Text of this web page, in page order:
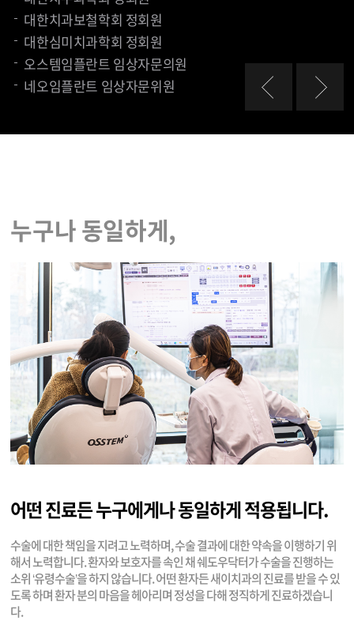
대한치과보철학회 정회원
대한심미치과학회 정회원
오스템임플란트 임상자문의원
네오임플란트 임상자문위원
세계 교정의사 연맹(WFO) fellow
누구나 동일하게,
어떤 진료든 누구에게나 동일하게 적용됩니다.
수술에 대한 책임을 지려고 노력하며, 수술 결과에 대한약속을 이행하기 위
해서 노력합니다. 환자와 보호자를 속인 채쉐도우닥터가 수술을 진행하는
소위 ‘유령수술’을 하지 않습니다.어떤 환자든 새이치과의 진료를 받을 수 있
도록 하며환자 분의 마음을 헤아리며 정성을 다해 정직하게 진료하겠습니
다.